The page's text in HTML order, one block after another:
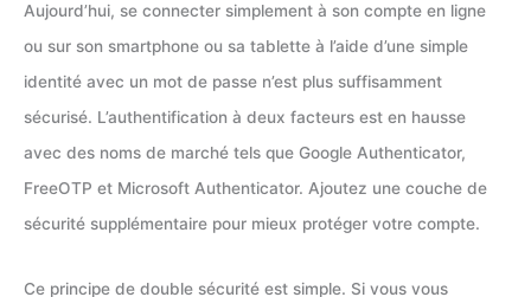
Aujourd’hui, se connecter simplement à son compte en ligne
ou sur son smartphone ou sa tablette à l’aide d’une simple
identité avec un mot de passe n’est plus suffisamment
sécurisé. L’authentification à deux facteurs est en hausse
avec des noms de marché tels que Google Authenticator,
FreeOTP et Microsoft Authenticator. Ajoutez une couche de
sécurité supplémentaire pour mieux protéger votre compte.
Ce principe de double sécurité est simple. Si vous vous